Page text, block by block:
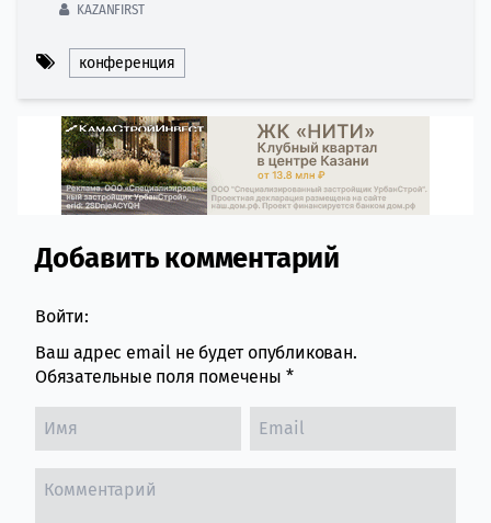
KAZANFIRST
конференция
Comment section
Добавить комментарий
Войти:
Ваш адрес email не будет опубликован.
Обязательные поля помечены *